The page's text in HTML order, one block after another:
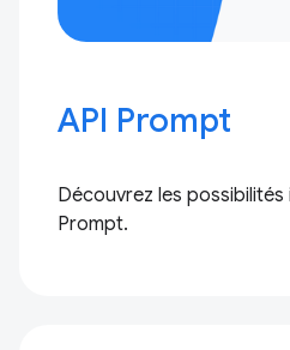
API Prompt
Découvrez les possibilités
Prompt.